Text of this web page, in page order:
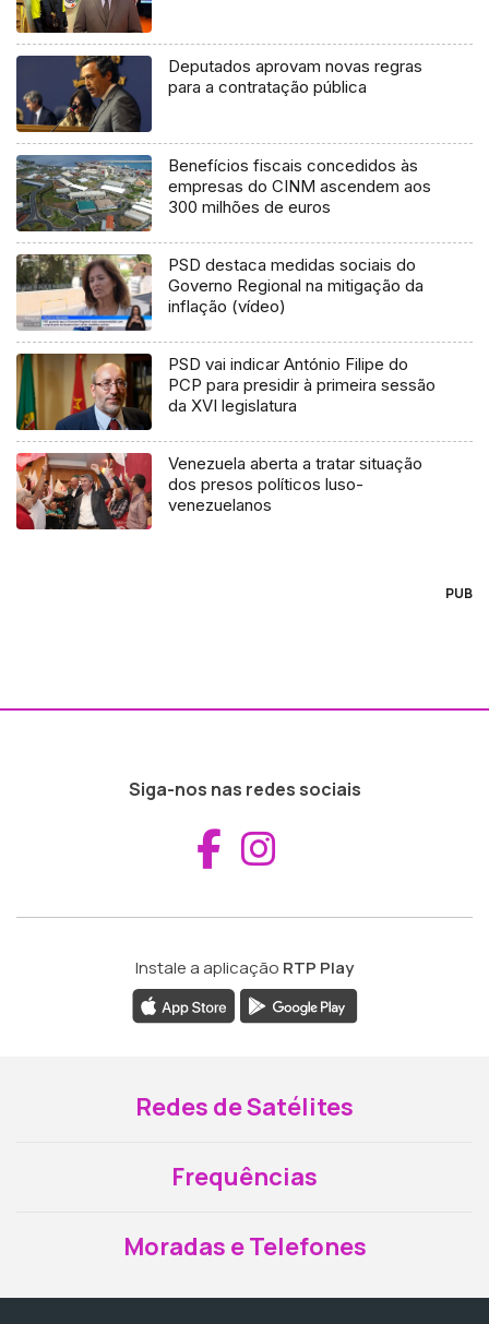
Deputados aprovam novas regras
para a contratação pública
Benefícios fiscais concedidos às
empresas do CINM ascendem aos
300 milhões de euros
PSD destaca medidas sociais do
Governo Regional na mitigação da
inflação (vídeo)
PSD vai indicar António Filipe do
PCP para presidir à primeira sessão
da XVI legislatura
Venezuela aberta a tratar situação
dos presos políticos luso-
venezuelanos
PUB
Siga-nos nas redes sociais
Aceder ao
Instale a aplicação RTP Play
Redes de Satélites
Frequências
Moradas e Telefones